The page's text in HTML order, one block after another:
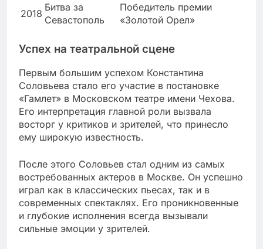
2018
Битва за
Севастополь
Победитель премии
«Золотой Орел»
Успех на театральной сцене
Первым большим успехом Константина
Соловьева стало его участие в постановке
«Гамлет» в Московском театре имени Чехова.
Его интерпретация главной роли вызвала
восторг у критиков и зрителей, что принесло
ему широкую известность.
После этого Соловьев стал одним из самых
востребованных актеров в Москве. Он успешно
играл как в классических пьесах, так и в
современных спектаклях. Его проникновенные
и глубокие исполнения всегда вызывали
сильные эмоции у зрителей.